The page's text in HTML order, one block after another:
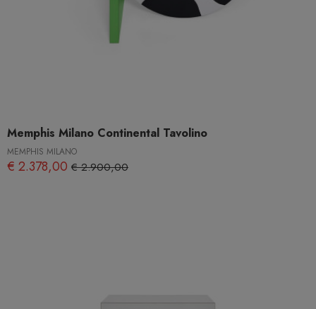
Memphis Milano Continental Tavolino
MEMPHIS MILANO
€ 2.378,00 € 2.900,00